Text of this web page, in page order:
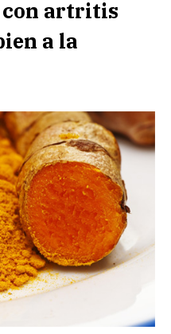
con artritis
a la